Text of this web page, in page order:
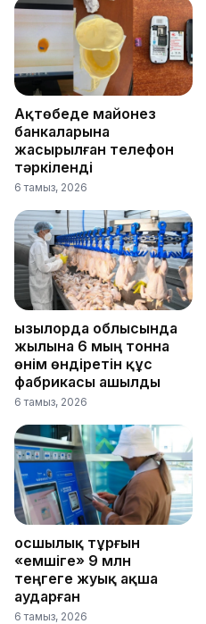
Ақтөбеде майонез
банкаларына
жасырылған телефон
тәркіленді
6 тамыз, 2026
Қызылорда облысында
жылына 6 мың тонна
өнім өндіретін құс
фабрикасы ашылды
6 тамыз, 2026
Қосшылық тұрғын
«емшіге» 9 млн
теңгеге жуық ақша
аударған
6 тамыз, 2026